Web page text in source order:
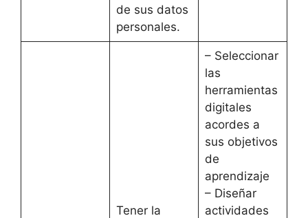
de sus datos
personales.
Tener la
– Seleccionar
las
herramientas
digitales
acordes a
sus objetivos
de
aprendizaje
– Diseñar
actividades